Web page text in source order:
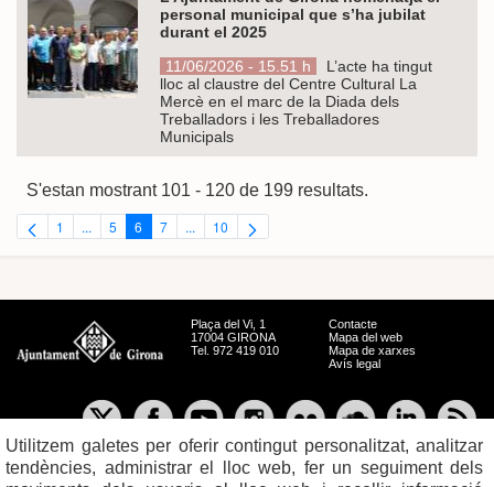
personal municipal que s’ha jubilat
durant el 2025
11/06/2026 - 15.51 h
L’acte ha tingut
lloc al claustre del Centre Cultural La
Mercè en el marc de la Diada dels
Treballadors i les Treballadores
Municipals
S'estan mostrant 101 - 120 de 199 resultats.
Pàgina
1 ...Pàgines intermèdies Utilitzeu TAB per navegar.
Pàgina
5 Pàgina
6 Pàgina
7 ...Pàgines intermèdies Utilitzeu TAB per navegar.
Pàgina
10
Plaça del Vi, 1
17004 GIRONA
Tel. 972 419 010
Contacte
Mapa del web
Mapa de xarxes
Avís legal
Utilitzem galetes per oferir contingut personalitzat, analitzar
tendències, administrar el lloc web, fer un seguiment dels